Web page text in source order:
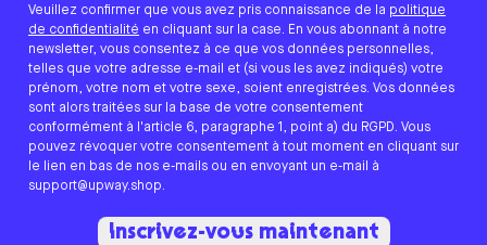
Veuillez confirmer que vous avez pris connaissance de la politique
de confidentialité en cliquant sur la case. En vous abonnant à notre
newsletter, vous consentez à ce que vos données personnelles,
telles que votre adresse e-mail et (si vous les avez indiqués) votre
prénom, votre nom et votre sexe, soient enregistrées. Vos données
sont alors traitées sur la base de votre consentement
conformément à l'article 6, paragraphe 1, point a) du RGPD. Vous
pouvez révoquer votre consentement à tout moment en cliquant sur
le lien en bas de nos e-mails ou en envoyant un e-mail à
support@upway.shop.
Inscrivez-vous maintenant